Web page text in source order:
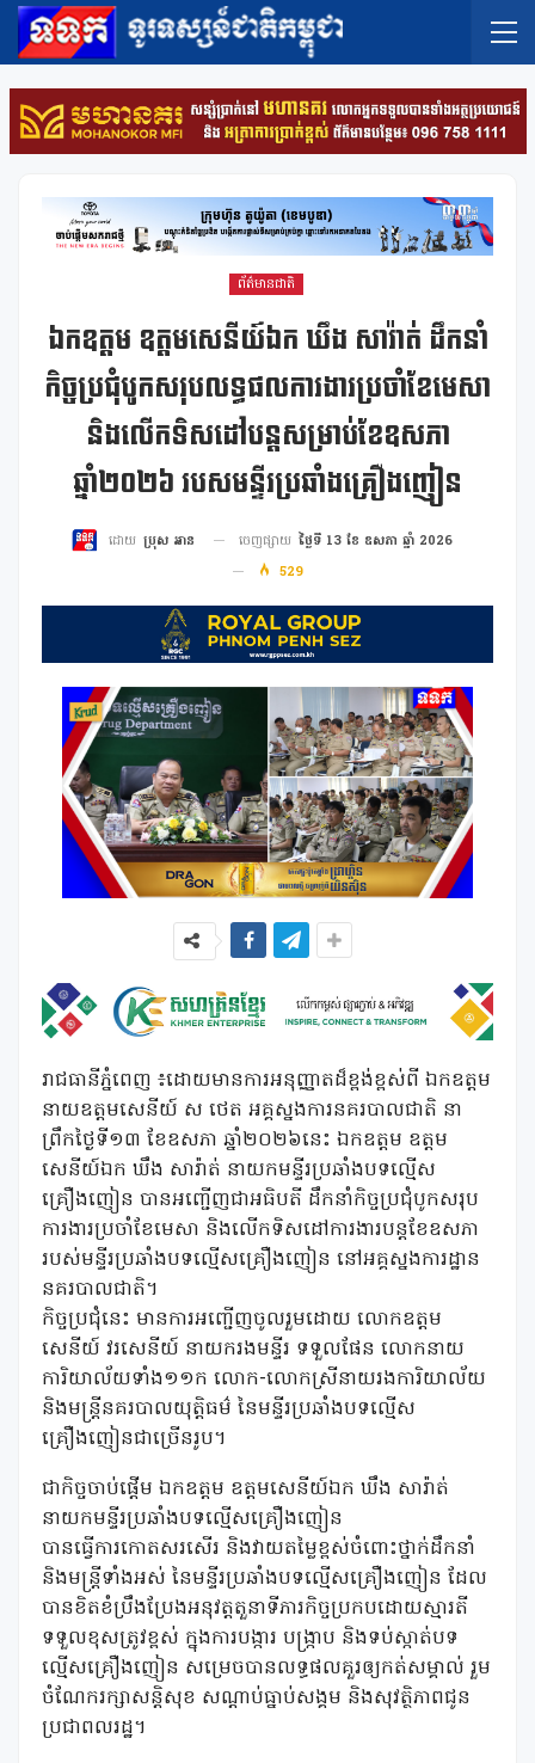
ព័ត៌មានជាតិ
ឯកឧត្ដម ឧត្ដមសេនីយ៍ឯក ឃឹង សារ៉ាត់ ដឹកនាំ
កិច្ចប្រជុំបូកសរុបលទ្ធផលការងារប្រចាំខែមេសា
និងលើកទិសដៅបន្តសម្រាប់ខែឧសភា
ឆ្នាំ២០២៦ របសមន្ទីរប្រឆាំងគ្រឿងញៀន
ដោយ ប្រុស អាន ចេញផ្សាយ ថ្ងៃទី 13 ខែ ឧសភា ឆ្នាំ 2026
529
រាជធានីភំ្នពេញ ៖ដោយមានការអនុញ្ញាតដ៏ខ្ពង់ខ្ពស់ពី ឯកឧត្តម
នាយឧត្តមសេនីយ៍ ស ថេត អគ្គស្នងការនគរបាលជាតិ នា
ព្រឹកថ្ងៃទី១៣ ខែឧសភា ឆ្នាំ២០២៦នេះ ឯកឧត្តម ឧត្តម
សេនីយ៍ឯក ឃឹង សារ៉ាត់ នាយកមន្ទីរប្រឆាំងបទល្មើស
គ្រឿងញៀន បានអញ្ជើញជាអធិបតី ដឹកនាំកិច្ចប្រជុំបូកសរុប
ការងារប្រចាំខែមេសា និងលើកទិសដៅការងារបន្តខែឧសភា
របស់មន្ទីរប្រឆាំងបទល្មើសគ្រឿងញៀន នៅអគ្គស្នងការដ្ឋាន
នគរបាលជាតិ។
កិច្ចប្រជុំនេះ មានការអញ្ជើញចូលរួមដោយ លោកឧត្តម
សេនីយ៍ វរសេនីយ៍ នាយករងមន្ទីរ ទទួលផែន លោកនាយ
ការិយាល័យទាំង១១ក លោក-លោកស្រីនាយរងការិយាល័យ
និងមន្ត្រីនគរបាលយុត្តិធម៌ នៃមន្ទីរប្រឆាំងបទល្មើស
គ្រឿងញៀនជាច្រើនរូប។
ជាកិច្ចចាប់ផ្តើម ឯកឧត្ដម ឧត្ដមសេនីយ៍ឯក ឃឹង សារ៉ាត់
នាយកមន្ទីរប្រឆាំងបទល្មើសគ្រឿងញៀន
បានធ្វើការកោតសរសើរ និងវាយតម្លៃខ្ពស់ចំពោះថ្នាក់ដឹកនាំ
និងមន្ត្រីទាំងអស់ នៃមន្ទីរប្រឆាំងបទល្មើសគ្រឿងញៀន ដែល
បានខិតខំប្រឹងប្រែងអនុវត្តតួនាទីភារកិច្ចប្រកបដោយស្មារតី
ទទួលខុសត្រូវខ្ពស់ ក្នុងការបង្ការ បង្រ្កាប និងទប់ស្កាត់បទ
ល្មើសគ្រឿងញៀន សម្រេចបានលទ្ធផលគួរឲ្យកត់សម្គាល់ រួម
ចំណែករក្សាសន្តិសុខ សណ្តាប់ធ្នាប់សង្គម និងសុវត្ថិភាពជូន
ប្រជាពលរដ្ឋ។